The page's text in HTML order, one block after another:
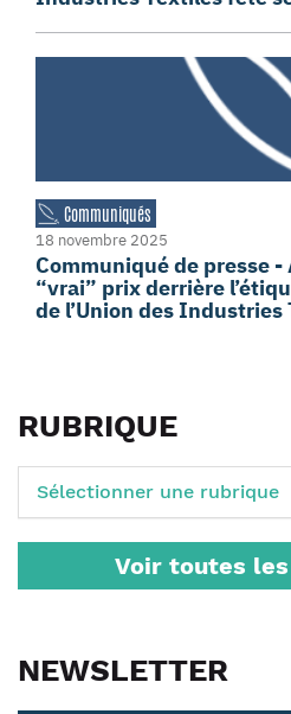
Communiqués
18 novembre 2025
Communiqué de presse
“vrai” prix derrière
de l’Union des Industries
RUBRIQUE
Sélectionner une rubrique
Voir toutes
NEWSLETTER